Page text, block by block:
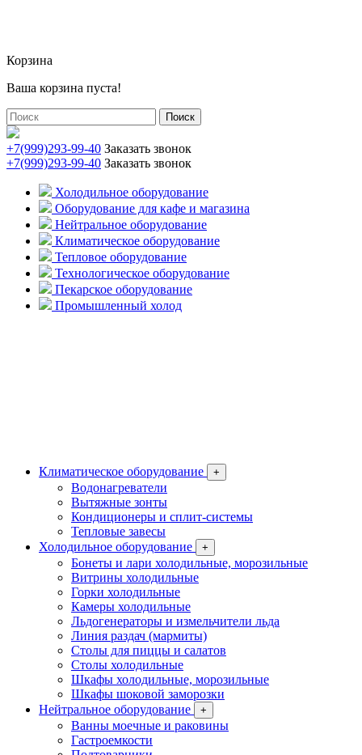
Корзина
Ваша корзина пуста!
Поиск
+7(999)293-99-40 Заказать звонок
+7(999)293-99-40 Заказать звонок
Холодильное оборудование
Оборудование для кафе и магазина
Нейтральное оборудование
Климатическое оборудование
Тепловое оборудование
Технологическое оборудование
Пекарское оборудование
Промышленный холод
Климатическое оборудование +
Водонагреватели
Вытяжные зонты
Кондиционеры и сплит-системы
Тепловые завесы
Холодильное оборудование
+
Бонеты и лари холодильные, морозильные
Витрины холодильные
Горки холодильные
Камеры холодильные
Льдогенераторы и измельчители льда
Линия раздач (мармиты)
Столы для пиццы и салатов
Столы холодильные
Шкафы холодильные, морозильные
Шкафы шоковой заморозки
Нейтральное оборудование
+
Ванны моечные и раковины
Гастроемкости